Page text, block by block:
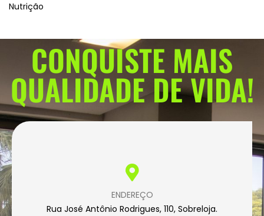
Nutrição
CONQUISTE MAIS
QUALIDADE DE VIDA!
ENDEREÇO
Rua José Antônio Rodrigues, 110, Sobreloja.